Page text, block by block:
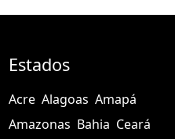
Estados
Acre Alagoas Amapá
Amazonas Bahia Ceará